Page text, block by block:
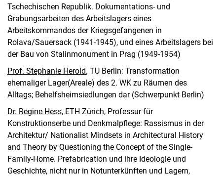
Tschechischen Republik. Dokumentations- und
Grabungsarbeiten des Arbeitslagers eines
Arbeitskommandos der Kriegsgefangenen in
Rolava/Sauersack (1941-1945), und eines Arbeitslagers bei
der Bau von Stalinmonument in Prag (1949-1954)
Prof. Stephanie Herold, TU Berlin: Transformation
ehemaliger Lager(Areale) des 2. WK zu Räumen des
Alltags; Behelfsheimsiedlungen dar (Schwerpunkt Berlin)
Dr. Regine Hess, ETH Zürich, Professur für
Konstruktionserbe und Denkmalpflege: Rassismus in der
Architektur/ Nationalist Mindsets in Architectural History
and Theory by Questioning the Concept of the Single-
Family-Home. Prefabrication und ihre Ideologie und
Geschichte, nicht nur in Notunterkünften und Lagern,